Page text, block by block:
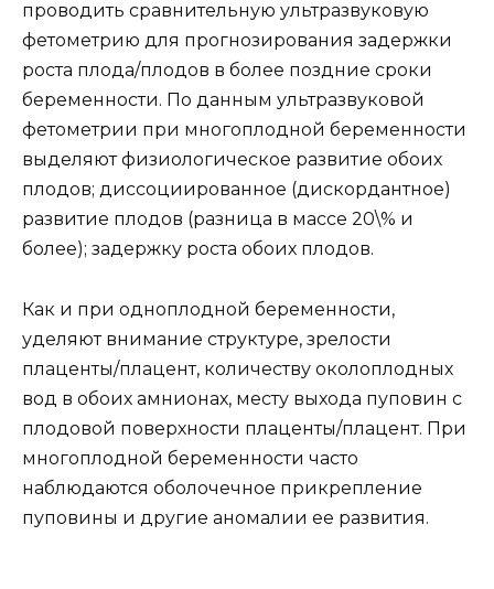
проводить сравнительную ультразвуковую
фетометрию для прогнозирования задержки
роста плода/плодов в более поздние сроки
беременности. По данным ультразвуковой
фетометрии при многоплодной беременности
выделяют физиологическое развитие обоих
плодов; диссоциированное (дискордантное)
развитие плодов (разница в массе 20\% и
более); задержку роста обоих плодов.
Как и при одноплодной беременности,
уделяют внимание структуре, зрелости
плаценты/плацент, количеству околоплодных
вод в обоих амнионах, месту выхода пуповин с
плодовой поверхности плаценты/плацент. При
многоплодной беременности часто
наблюдаются оболочечное прикрепление
пуповины и другие аномалии ее развития.